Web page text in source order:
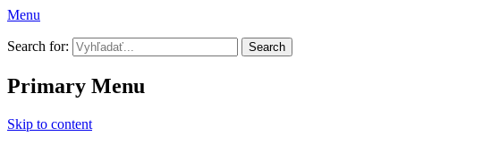
Menu
Prekroč svoj tieň
Search for:
Primary Menu
Skip to content